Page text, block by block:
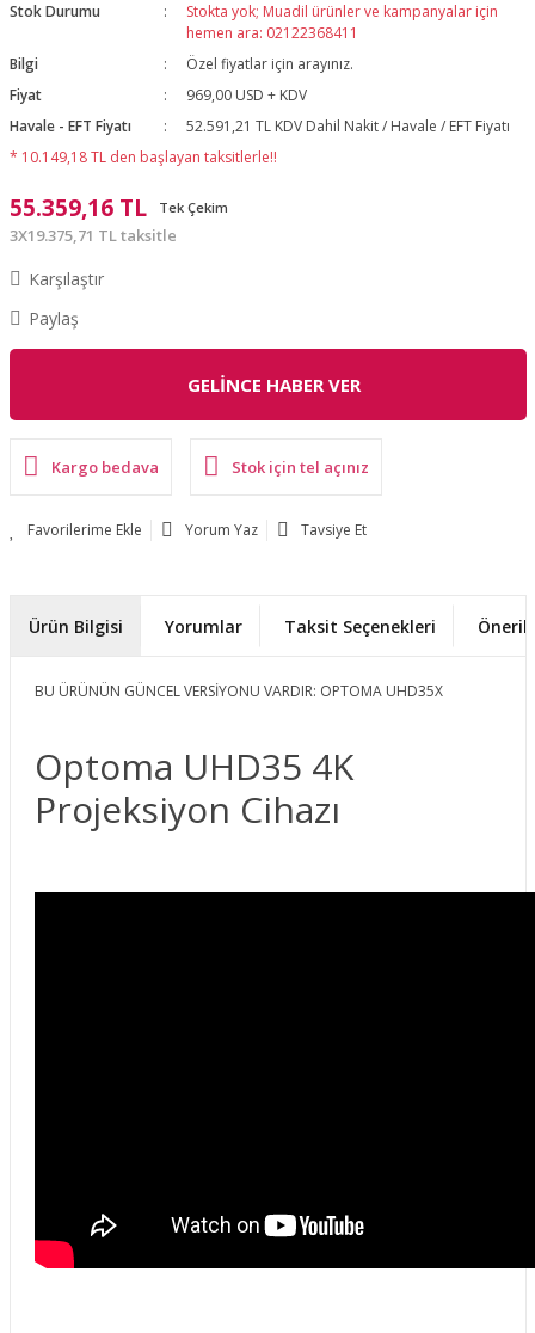
Stok Durumu
Stokta yok; Muadil ürünler ve kampanyalar için
hemen ara: 02122368411
Bilgi
Özel fiyatlar için arayınız.
Fiyat
969,00 USD + KDV
Havale - EFT Fiyatı
52.591,21 TL KDV Dahil Nakit / Havale / EFT Fiyatı
* 10.149,18 TL den başlayan taksitlerle!!
55.359,16 TL Tek Çekim
3X19.375,71 TL taksitle
Karşılaştır
Paylaş
GELİNCE HABER VER
Kargo bedava Stok için tel açınız
Yorum Yaz Tavsiye Et
Ürün Bilgisi Yorumlar Taksit Seçenekleri
BU ÜRÜNÜN GÜNCEL VERSİYONU VARDIR: OPTOMA UHD35X
Optoma UHD35 4K
Projeksiyon Cihazı